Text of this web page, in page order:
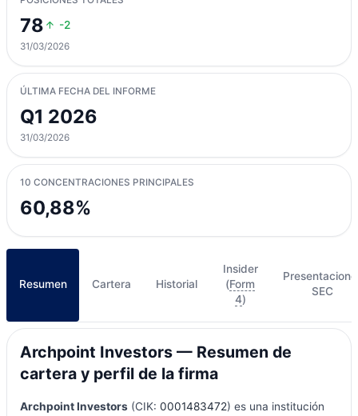
78 -2
31/03/2026
ÚLTIMA FECHA DEL INFORME
Q1 2026
31/03/2026
10 CONCENTRACIONES PRINCIPALES
60,88%
Resumen Cartera Historial
Insider
(Form
4)
SEC
Archpoint Investors — Resumen de
cartera y perfil de la firma
Archpoint Investors(CIK: 0001483472) es una institución